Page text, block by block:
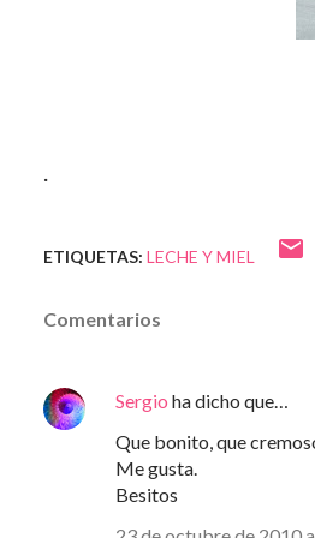
.
ETIQUETAS: LECHE Y MIEL
Comentarios
Sergio ha dicho que…
Que bonito, que
Me gusta.
Besitos